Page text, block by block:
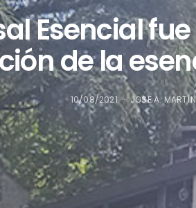
Esencial
de la
10/08/2021 JOSE A.